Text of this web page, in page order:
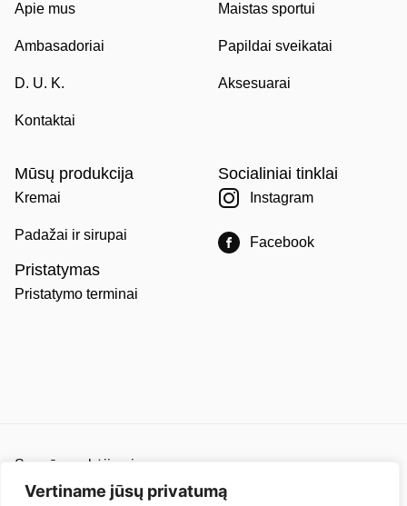
Vertiname jūsų privatumą
Apie mus
Ambasadoriai
D. U. K.
Kontaktai
Maistas sportui
Papildai sveikatai
Aksesuarai
Mūsų produkcija
Kremai
Padažai ir sirupai
Pristatymas
Pristatymo terminai
Socialiniai tinklai
Instagram
Facebook
Saugūs mokėjimai
Pirkimo ir pardavimo taisyklės